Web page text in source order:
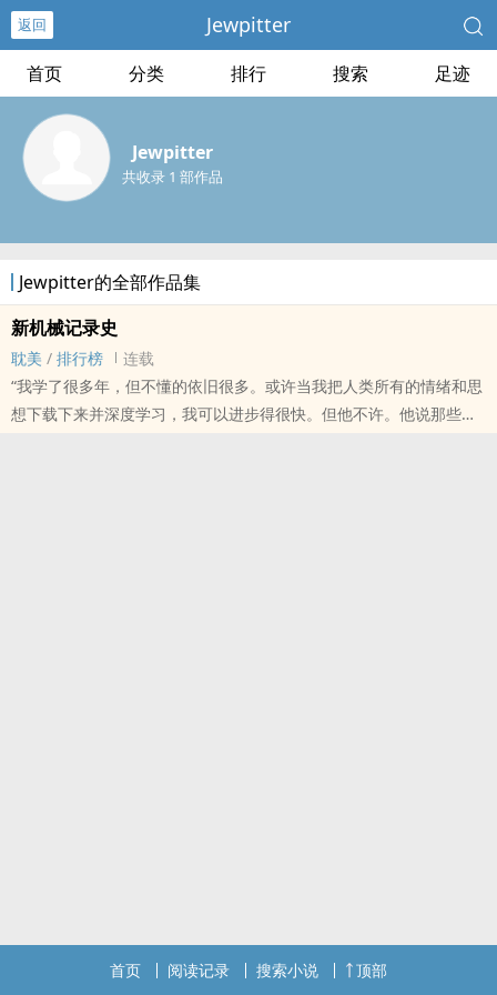
返回 Jewpitter
首页 分类 排行 搜索 足迹
Jewpitter
共收录 1 部作品
Jewpitter的全部作品集
新机械记录史
耽美 / 排行榜
连载
“我学了很多年，但不懂的依旧很多。或许当我把人类所有的情绪和思
想下载下来并深度学习，我可以进步得很快。但他不许。他说那些都
首页 阅读记录 搜索小说 顶部